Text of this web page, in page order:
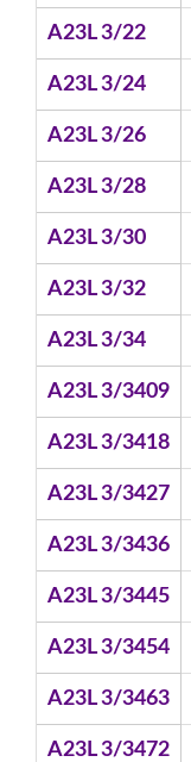
A23L 3/22
A23L 3/24
A23L 3/26
A23L 3/28
A23L 3/30
A23L 3/32
A23L 3/34
A23L 3/3409
A23L 3/3418
A23L 3/3427
A23L 3/3436
A23L 3/3445
A23L 3/3454
A23L 3/3463
A23L 3/3472